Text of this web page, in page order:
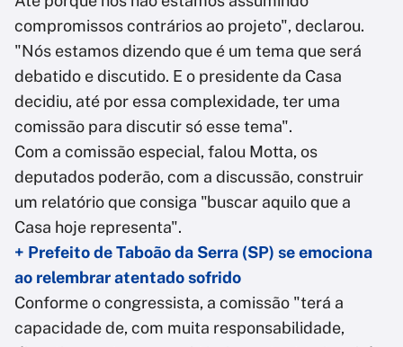
compromissos contrários ao projeto", declarou.
"Nós estamos dizendo que é um tema que será
debatido e discutido. E o presidente da Casa
decidiu, até por essa complexidade, ter uma
comissão para discutir só esse tema".
Com a comissão especial, falou Motta, os
deputados poderão, com a discussão, construir
um relatório que consiga "buscar aquilo que a
Casa hoje representa".
+ Prefeito de Taboão da Serra (SP) se emociona
ao relembrar atentado sofrido
Conforme o congressista, a comissão "terá a
capacidade de, com muita responsabilidade,